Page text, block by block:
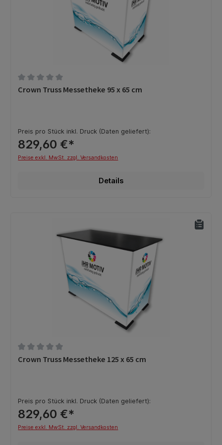
Durchschnittliche Bewertung von 0 von 5 Sternen
Crown Truss Messetheke 95 x 65 cm
Preis pro Stück inkl. Druck (Daten geliefert):
829,60 €*
Preise exkl. MwSt. zzgl. Versandkosten
Details
Durchschnittliche Bewertung von 0 von 5 Sternen
Crown Truss Messetheke 125 x 65 cm
Preis pro Stück inkl. Druck (Daten geliefert):
829,60 €*
Preise exkl. MwSt. zzgl. Versandkosten